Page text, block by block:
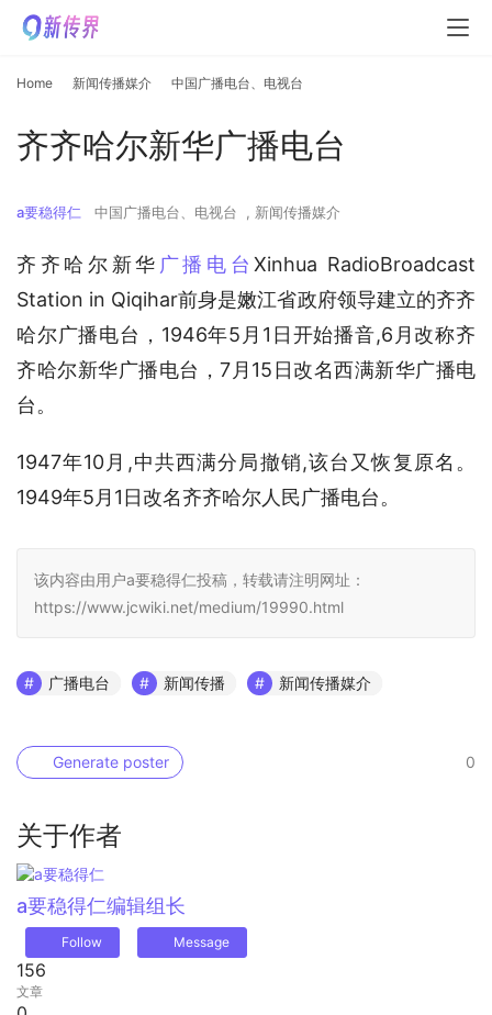
Home 新闻传播媒介 中国广播电台、电视台
齐齐哈尔新华广播电台
a要稳得仁 中国广播电台、电视台 , 新闻传播媒介
齐齐哈尔新华 广播电台Xinhua RadioBroadcast
Station in Qiqihar前身是嫩江省政府领导建立的齐齐
哈尔广播电台，1946年5月1日开始播音,6月改称齐
齐哈尔新华广播电台，7月15日改名西满新华广播电
台。
1947年10月,中共西满分局撤销,该台又恢复原名。
1949年5月1日改名齐齐哈尔人民广播电台。
该内容由用户a要稳得仁投稿，转载请注明网址：
https://www.jcwiki.net/medium/19990.html
广播电台 新闻传播 新闻传播媒介
0
Generate poster
关于作者
a要稳得仁编辑组长
Follow Message
156
文章